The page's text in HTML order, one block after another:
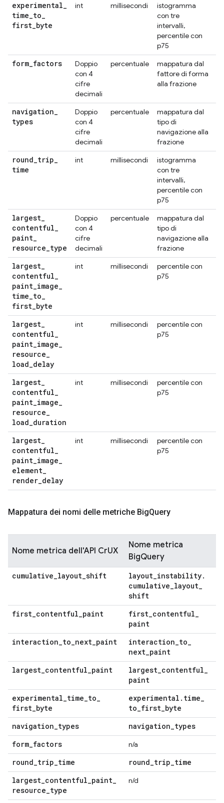
experimental_
time_to_
first_byte
int millisecondi
istogramma
con tre
intervalli,
percentile con
p75
form_factors
Doppio
con 4
cifre
decimali
percentuale
mappatura dal
fattore di forma
alla frazione
navigation_
types
Doppio
con 4
cifre
decimali
percentuale
mappatura dal
tipo di
navigazione alla
frazione
round_trip_
time
int millisecondi
istogramma
con tre
intervalli,
percentile con
p75
largest_
contentful_
paint_
resource_type
Doppio
con 4
cifre
decimali
percentuale
mappatura dal
tipo di
navigazione alla
frazione
largest_
contentful_
paint_image_
time_to_
first_byte
int millisecondi
percentile con
p75
largest_
contentful_
paint_image_
resource_
load_delay
int millisecondi
percentile con
p75
largest_
contentful_
paint_image_
resource_
load_duration
int millisecondi
percentile con
p75
largest_
contentful_
paint_image_
element_
render_delay
int millisecondi
percentile con
p75
Mappatura dei nomi delle metriche BigQuery
Nome metrica dell'API CrUX
Nome metrica
BigQuery
cumulative_layout_shift layout_instability.
cumulative_layout_
shift
first_contentful_paint first_contentful_
paint
interaction_to_next_paint interaction_to_
next_paint
largest_contentful_paint largest_contentful_
paint
experimental_time_to_
first_byte
experimental . time_
to_first_byte
navigation_types navigation_types
form_factors n/a
round_trip_time round_trip_time
largest_contentful_paint_
resource_type
n/d